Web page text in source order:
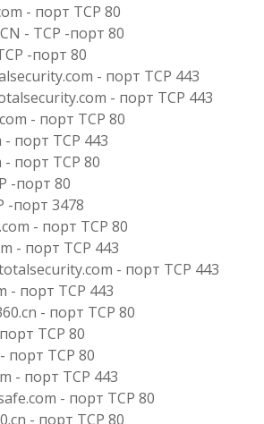
- порт TCP 80
- TCP -порт 80
-порт 80
- порт TCP 443
- порт TCP 443
- порт TCP 80
порт TCP 443
порт TCP 80
-порт 80
-порт 3478
- порт TCP 80
- порт TCP 443
- порт TCP 443
- порт TCP 443
- порт TCP 80
TCP 80
порт TCP 80
- порт TCP 443
- порт TCP 80
- порт TCP 80